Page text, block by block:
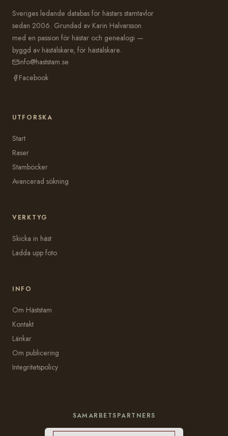
Sveriges ledande databas för hästars stamtavlor
sedan 2006. Grundad av Karin Halvarsson
med en passion för hästar och genealogi —
byggd av hästälskare, för hästälskare.
info@haststam.se
Facebook
UTFORSKA
Start
Raser
Stamböcker
Avancerad sökning
VERKTYG
Skicka in häst
Ladda upp foto
INFO
Om Häststam
Kontakt
Länkar
Om publicering
Integritetspolicy
SAMARBETSPARTNERS